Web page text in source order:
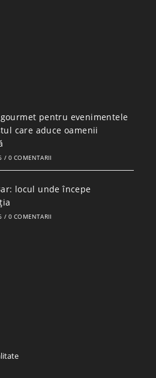
pentru evenimentele
care aduce oamenii
/ 0 COMENTARII
locul unde începe
/ 0 COMENTARII